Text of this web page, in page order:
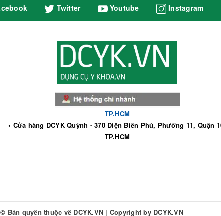
Twitter Youtube Instagram
TP.HCM
• Cửa hàng DCYK Quỳnh - 370 Điện Biên Phủ, Phường 11, Quận
TP.HCM
© Bản quyền thuộc về DCYK.VN | Copyright by DCYK.VN